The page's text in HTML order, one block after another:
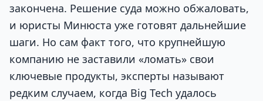
закончена. Решение суда можно обжаловать,
и юристы Минюста уже готовят дальнейшие
шаги. Но сам факт того, что крупнейшую
компанию не заставили «ломать» свои
ключевые продукты, эксперты называют
редким случаем, когда Big Tech удалось